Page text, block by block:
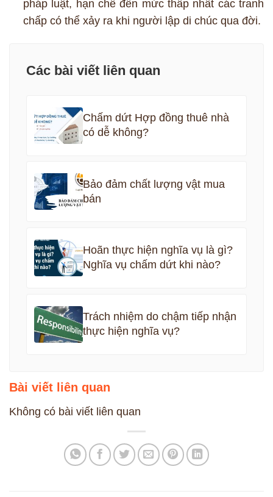
pháp luật, hạn chế đến mức thấp nhất các tranh
chấp có thể xảy ra khi người lập di chúc qua đời.
Các bài viết liên quan
Chấm dứt Hợp đồng thuê nhà
có dễ không?
Bảo đảm chất lượng vật mua
bán
Hoãn thực hiện nghĩa vụ là gì?
Nghĩa vụ chấm dứt khi nào?
Trách nhiệm do chậm tiếp nhận
thực hiện nghĩa vụ?
Bài viết liên quan
Không có bài viết liên quan